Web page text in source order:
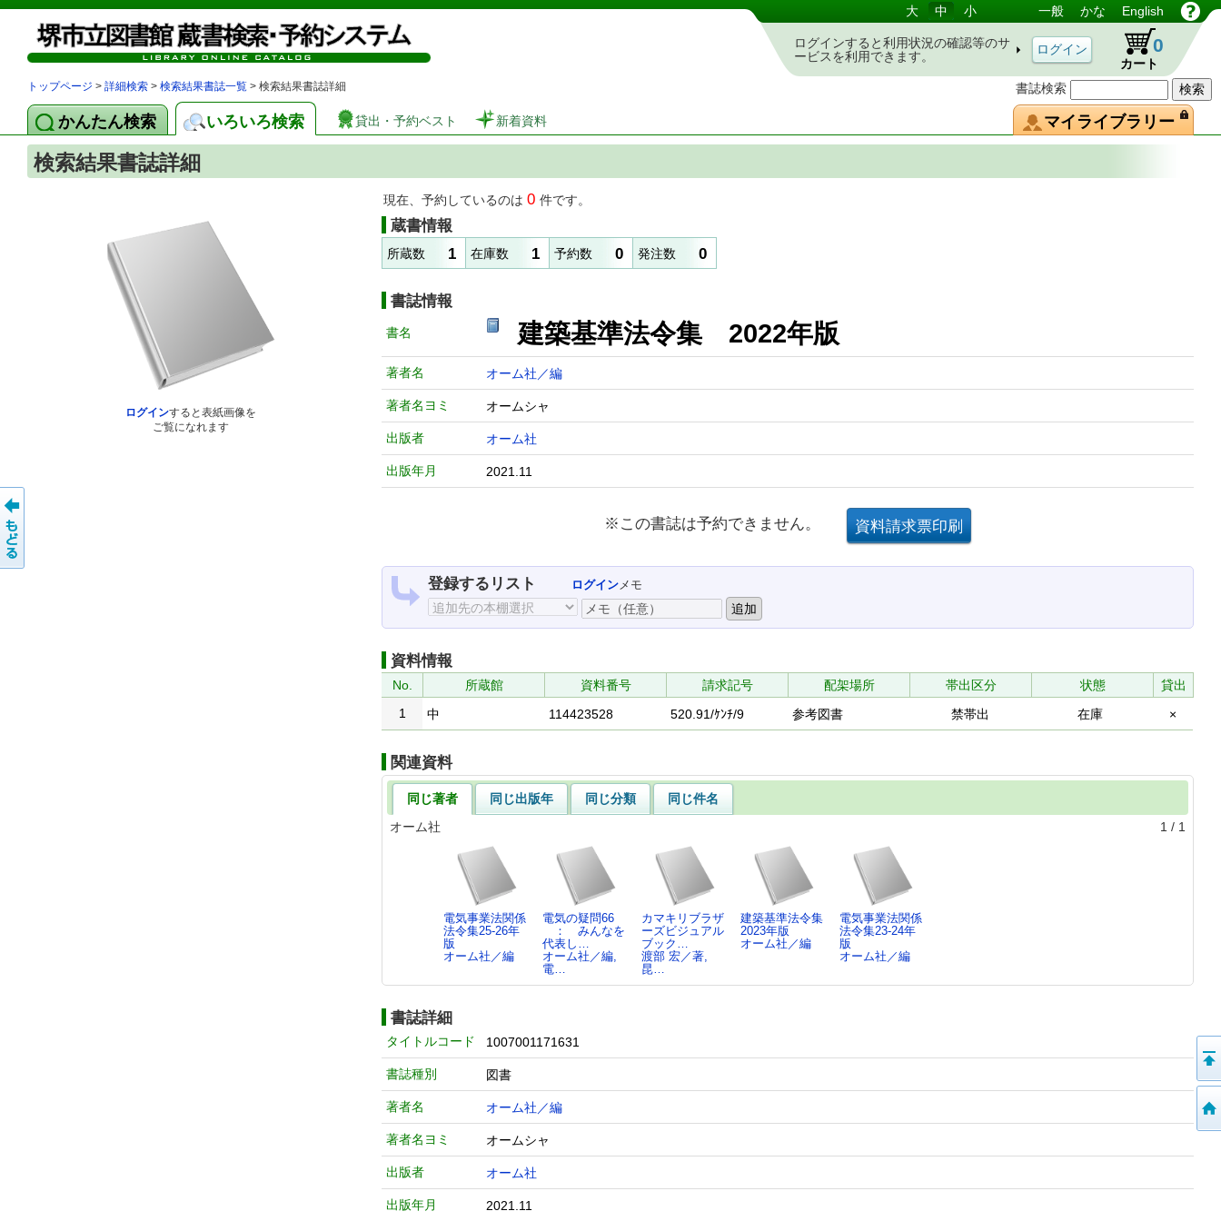
図書館 蔵書検索・予約システム
書誌検索
大 中 小 一般 かな English
ログインすると利用状況の確認等のサ
ービスを利用できます。
カート
0
トップページ > 詳細検索 > 検索結果書誌一覧 > 検索結果書誌詳細
かんたん検索 いろいろ検索 貸出・予約ベスト 新着資料 マイライブラリー
検索結果書誌詳細
ログインすると表紙画像を
ご覧になれます
現在、予約しているのは 0 件です。
蔵書情報
所蔵数 1 在庫数 1 予約数 0 発注数 0
書誌情報
書名 建築基準法令集 2022年版
著者名 オーム社／編
著者名ヨミ オームシャ
出版者 オーム社
出版年月 2021.11
※この書誌は予約できません。
登録するリスト ログインメモ
資料情報
No. 所蔵館 資料番号 請求記号 配架場所 帯出区分 状態
貸出
1
中 114423528 520.91/ｹﾝﾁ/9 参考図書 禁帯出 在庫 ×
関連資料
同じ著者 同じ出版年 同じ分類
同じ件名
オーム社
1 / 1
電気事業法関係
法令集25-26年
版
オーム社／編
電気の疑問66
： みんなを
代表し…
オーム社／編,
電…
カマキリブラザ
ーズビジュアル
ブック…
渡部 宏／著,
昆…
建築基準法令集
2023年版
オーム社／編
電気事業法関係
法令集23-24年
版
オーム社／編
書誌詳細
タイトルコード 1007001171631
書誌種別 図書
著者名 オーム社／編
著者名ヨミ オームシャ
出版者 オーム社
出版年月 2021.11